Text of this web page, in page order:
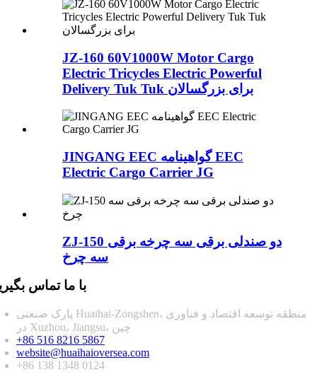
JZ-160 60V1000W Motor Cargo
Electric Tricycles Electric Powerful
Delivery Tuk Tuk برای بزرگسالان
JINGANG EEC گواهینامه EEC
Electric Cargo Carrier JG
ZJ-150 دو صندلی برقی سه چرخه برقی
سه چرخ
با ما تماس
پارک صنعتی Huaihai-Zongshen، منطقه توسعه اقتصاد و فناوری
در Xuzhou، Jiangsu، چین
+86 516 8216 5867
website@huaihaioversea.com
+86 138 1348 0124